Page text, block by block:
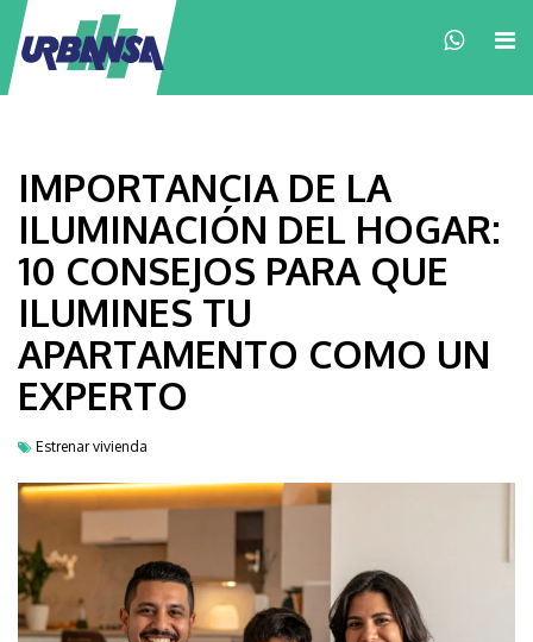
IMPORTANCIA DE LA
ILUMINACIÓN DEL HOGAR:
10 CONSEJOS PARA QUE
ILUMINES TU
APARTAMENTO COMO UN
EXPERTO
Estrenar vivienda